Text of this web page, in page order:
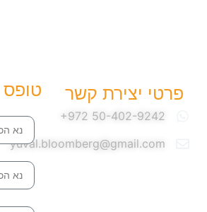
פרטי יצירת קשר
yuval.bloomberg@gmail.com